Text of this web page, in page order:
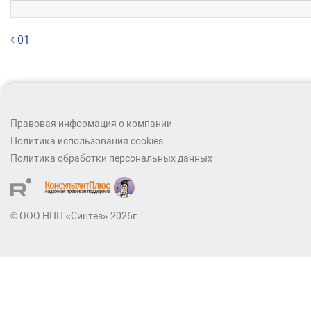
Навигация по записям
01
Правовая информация о компании
Политика использования cookies
Политика обработки персональных данных
© ООО НПП «Синтез» 2026г.